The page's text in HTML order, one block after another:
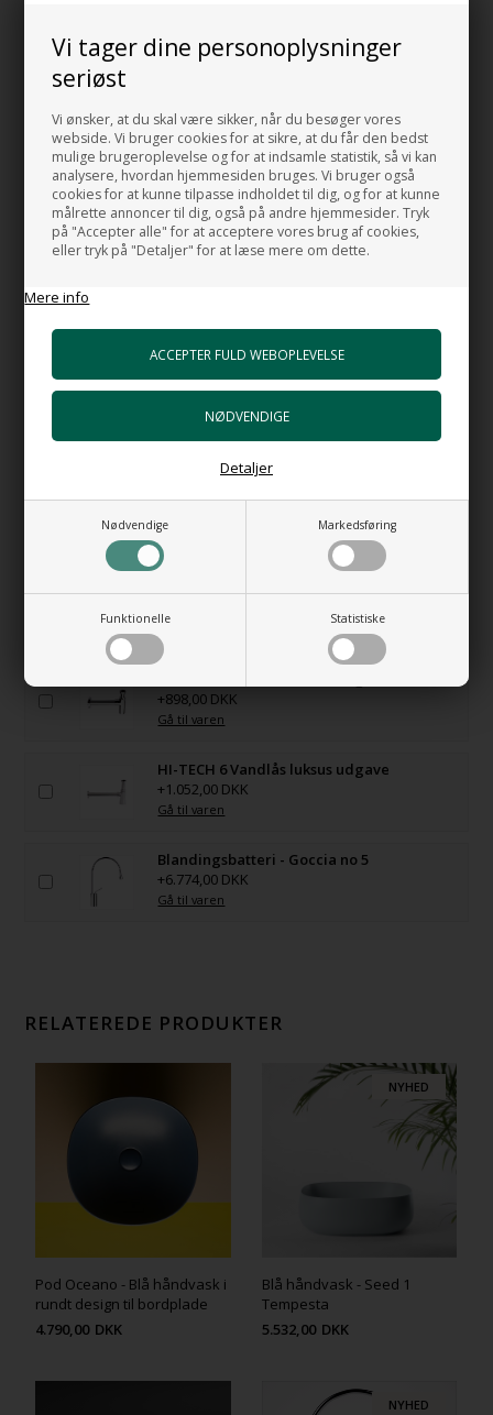
Vi tager dine personoplysninger
seriøst
Vi ønsker, at du skal være sikker, når du besøger vores
webside. Vi bruger cookies for at sikre, at du får den bedst
mulige brugeroplevelse og for at indsamle statistik, så vi kan
analysere, hvordan hjemmesiden bruges. Vi bruger også
cookies for at kunne tilpasse indholdet til dig, og for at kunne
målrette annoncer til dig, også på andre hjemmesider. Tryk
på "Accepter alle" for at acceptere vores brug af cookies,
eller tryk på "Detaljer" for at læse mere om dette.
Mere info
Nødvendige Markedsføring
Funktionelle Statistiske
Detaljer
Hanehul:
Håndvasken fås også i følgende farver:
Blank hvid
Blank sort
Mat sort
Grøn
Blå
Sandfarvet
BEMÆRK:Prisen er for Acquerello håndvasken i lyserød samt en
FARVEKORT FOR BUNDPLADE
HUSK OGSÅ DISSE
+898,00 DKK
Gå til varen
HI-TECH 6 Vandlås luksus udgave
+1.052,00 DKK
Gå til varen
Blandingsbatteri - Goccia no 5
+6.774,00 DKK
Gå til varen
RELATEREDE PRODUKTER
Pod Oceano - Blå håndvask i
rundt design til bordplade
4.790,00 DKK
NYHED
Blå håndvask - Seed 1
Tempesta
5.532,00 DKK
NYHED